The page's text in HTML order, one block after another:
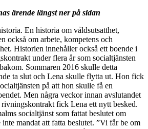
ärende längst ner på sidan
En historia om våldsutsatthet,
också om arbete, kompetens och
Historien innehåller också ett boende i
under flera år som socialtjänsten
Sommaren 2016 skulle detta
ta slut och Lena skulle flytta ut. Hon fick
på att hon skulle få en
Men några veckor innan avslutandet
fick Lena ett nytt besked.
socialtjänst som fattat beslutet om
inte mandat att fatta beslutet. ”Vi får be om